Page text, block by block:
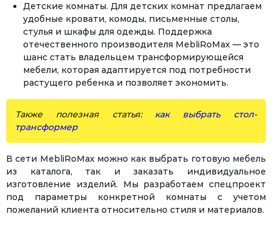
Детские комнаты. Для детских комнат предлагаем
удобные кровати, комоды, письменные столы,
стулья и шкафы для одежды. Поддержка
отечественного производителя MebliRoMax — это
шанс стать владельцем трансформирующейся
мебели, которая адаптируется под потребности
растущего ребенка и позволяет экономить.
Также полезная статья:
как выбрать стол-
трансформер
В сети MebliRoMax можно как выбрать готовую мебель
из каталога, так и заказать индивидуальное
изготовление изделий. Мы разработаем спецпроект
под параметры конкретной комнаты с учетом
пожеланий клиента относительно стиля и материалов.